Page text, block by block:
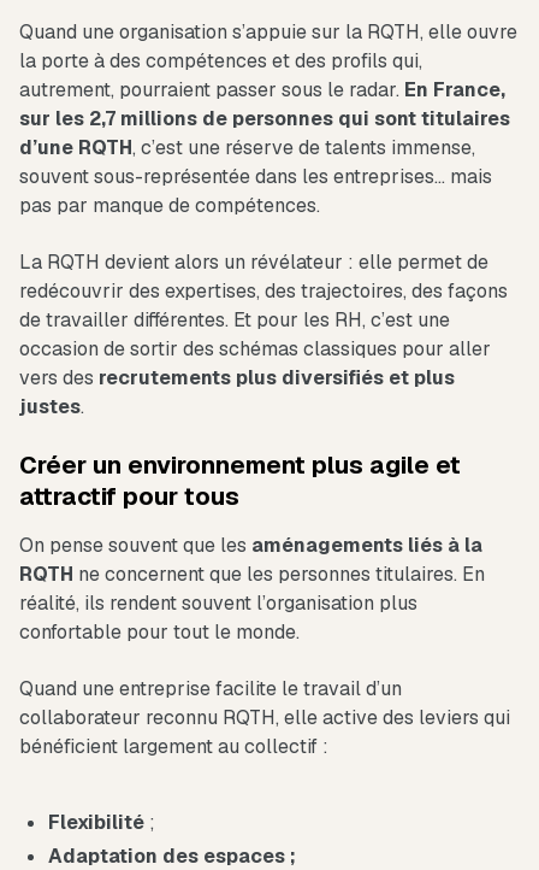
Quand une organisation s’appuie sur la RQTH, elle ouvre
la porte à des compétences et des profils qui,
autrement, pourraient passer sous le radar. En France,
sur les 2,7 millions de personnes qui sont titulaires
d’une RQTH, c’est une réserve de talents immense,
souvent sous-représentée dans les entreprises… mais
pas par manque de compétences.
La RQTH devient alors un révélateur : elle permet de
redécouvrir des expertises, des trajectoires, des façons
de travailler différentes. Et pour les RH, c’est une
occasion de sortir des schémas classiques pour aller
vers des recrutements plus diversifiés et plus
justes.
Créer un environnement plus agile et
attractif pour tous
On pense souvent que les aménagements liés à la
RQTH ne concernent que les personnes titulaires. En
réalité, ils rendent souvent l’organisation plus
confortable pour tout le monde.
Quand une entreprise facilite le travail d’un
collaborateur reconnu RQTH, elle active des leviers qui
bénéficient largement au collectif :
Flexibilité ;
Adaptation des espaces ;